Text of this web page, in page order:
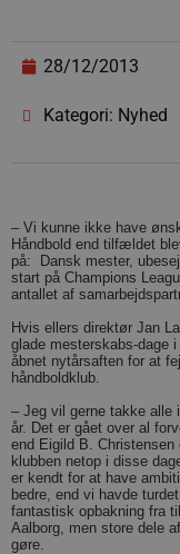
28/12/2013
Kategori: Nyhed
– Vi kunne ikke have
Håndbold end tilfældet
på: Dansk mester,
start på Champions
antallet af
Hvis ellers direktør Jan
glade mesterskabs-dage
åbnet nytårsaften for at
håndboldklub.
– Jeg vil gerne takke alle
år. Det er gået over al
end Eigild B.
klubben netop i disse
er kendt for at have
bedre, end vi havde
fantastisk opbakning fra
Aalborg, men store dele
gøre.